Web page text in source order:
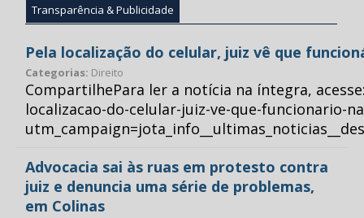
Transparência & Publicidade
Pela localização do celular, juiz vê que
Categorias: Direito
CompartilhePara ler a notícia na íntegra,
localizacao-do-celular-juiz-ve-que-funcionario-
Advocacia sai às ruas em protesto contra
juiz e denuncia uma série de problemas,
em Colinas